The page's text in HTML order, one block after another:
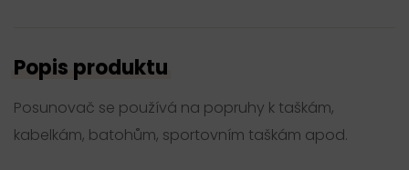
Popis produktu
Posunovač se používá na popruhy k taškám,
kabelkám, batohům, sportovním taškám apod.